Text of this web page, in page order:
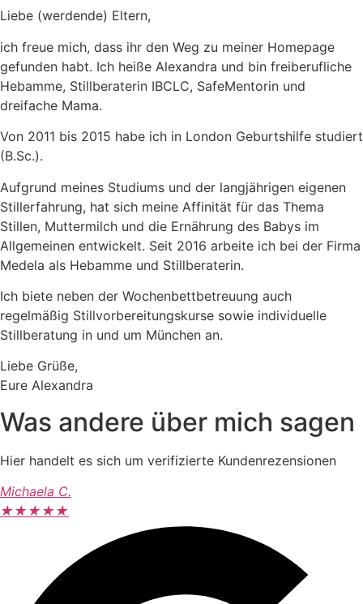
Liebe (werdende) Eltern,
ich freue mich, dass ihr den Weg zu meiner Homepage
gefunden habt. Ich heiße Alexandra und bin freiberufliche
Hebamme, Stillberaterin IBCLC, SafeMentorin und
dreifache Mama.
Von 2011 bis 2015 habe ich in London Geburtshilfe studiert
(B.Sc.).
Aufgrund meines Studiums und der langjährigen eigenen
Stillerfahrung, hat sich meine Affinität für das Thema
Stillen, Muttermilch und die Ernährung des Babys im
Allgemeinen entwickelt. Seit 2016 arbeite ich bei der Firma
Medela als Hebamme und Stillberaterin.
Ich biete neben der Wochenbettbetreuung auch
regelmäßig Stillvorbereitungskurse sowie individuelle
Stillberatung in und um München an.
Liebe Grüße,
Eure Alexandra
Was andere über mich sagen
Hier handelt es sich um verifizierte Kundenrezensionen
Michaela C.
★★★★★